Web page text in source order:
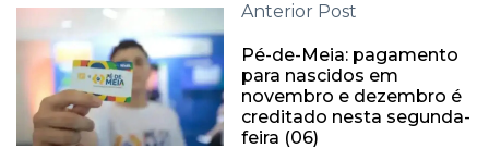
Anterior Post
Pé-de-Meia: pagamento
para nascidos em
novembro e dezembro é
creditado nesta segunda-
feira (06)